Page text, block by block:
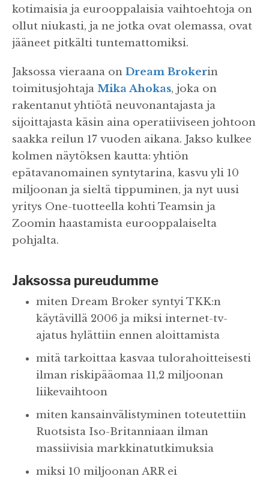
kotimaisia ja eurooppalaisia vaihtoehtoja on
ollut niukasti, ja ne jotka ovat olemassa, ovat
jääneet pitkälti tuntemattomiksi.
Jaksossa vieraana on Dream Brokerin
toimitusjohtaja Mika Ahokas, joka on
rakentanut yhtiötä neuvonantajasta ja
sijoittajasta käsin aina operatiiviseen johtoon
saakka reilun 17 vuoden aikana. Jakso kulkee
kolmen näytöksen kautta: yhtiön
epätavanomainen syntytarina, kasvu yli 10
miljoonan ja sieltä tippuminen, ja nyt uusi
yritys One-tuotteella kohti Teamsin ja
Zoomin haastamista eurooppalaiselta
pohjalta.
Jaksossa pureudumme
miten Dream Broker syntyi TKK:n
käytävillä 2006 ja miksi internet-tv-
ajatus hylättiin ennen aloittamista
mitä tarkoittaa kasvaa tulorahoitteisesti
ilman riskipääomaa 11,2 miljoonan
liikevaihtoon
miten kansainvälistyminen toteutettiin
Ruotsista Iso-Britanniaan ilman
massiivisia markkinatutkimuksia
miksi 10 miljoonan ARR ei